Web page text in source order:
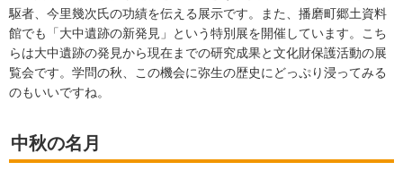
駆者、今里幾次氏の功績を伝える展示です。また、播磨町郷土資料
館でも「大中遺跡の新発見」という特別展を開催しています。こち
らは大中遺跡の発見から現在までの研究成果と文化財保護活動の展
覧会です。学問の秋、この機会に弥生の歴史にどっぷり浸ってみる
のもいいですね。
中秋の名月